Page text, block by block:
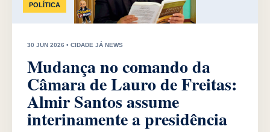
POLÍTICA
30 JUN 2026 • CIDADE JÁ NEWS
Mudança no comando da
Câmara de Lauro de Freitas:
Almir Santos assume
interinamente a presidência